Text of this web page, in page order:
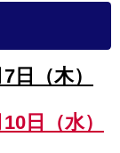
日（木）
日（水）